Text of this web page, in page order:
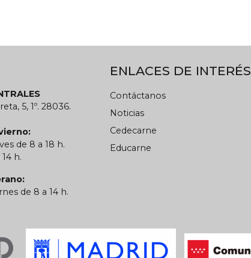
5, 1º. 28036.
de 8 a 18 h.
h.
de 8 a 14 h.
ENLACES DE INTERÉS
Contáctanos
Noticias
Cedecarne
Educarne